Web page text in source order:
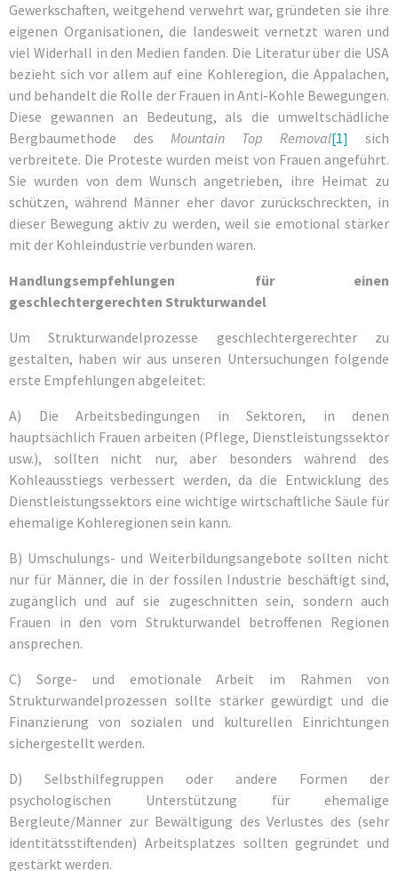
Gewerkschaften, weitgehend verwehrt war, gründeten sie ihre
eigenen Organisationen, die landesweit vernetzt waren und
viel Widerhall in den Medien fanden. Die Literatur über die USA
bezieht sich vor allem auf eine Kohleregion, die Appalachen,
und behandelt die Rolle der Frauen in Anti-Kohle Bewegungen.
Diese gewannen an Bedeutung, als die umweltschädliche
Bergbaumethode des Mountain Top Removal[1] sich
verbreitete. Die Proteste wurden meist von Frauen angeführt.
Sie wurden von dem Wunsch angetrieben, ihre Heimat zu
schützen, während Männer eher davor zurückschreckten, in
dieser Bewegung aktiv zu werden, weil sie emotional stärker
mit der Kohleindustrie verbunden waren.
Handlungsempfehlungen für einen
geschlechtergerechten Strukturwandel
Um Strukturwandelprozesse geschlechtergerechter zu
gestalten, haben wir aus unseren Untersuchungen folgende
erste Empfehlungen abgeleitet:
A) Die Arbeitsbedingungen in Sektoren, in denen
hauptsächlich Frauen arbeiten (Pflege, Dienstleistungssektor
usw.), sollten nicht nur, aber besonders während des
Kohleausstiegs verbessert werden, da die Entwicklung des
Dienstleistungssektors eine wichtige wirtschaftliche Säule für
ehemalige Kohleregionen sein kann.
B) Umschulungs- und Weiterbildungsangebote sollten nicht
nur für Männer, die in der fossilen Industrie beschäftigt sind,
zugänglich und auf sie zugeschnitten sein, sondern auch
Frauen in den vom Strukturwandel betroffenen Regionen
ansprechen.
C) Sorge- und emotionale Arbeit im Rahmen von
Strukturwandelprozessen sollte stärker gewürdigt und die
Finanzierung von sozialen und kulturellen Einrichtungen
sichergestellt werden.
D) Selbsthilfegruppen oder andere Formen der
psychologischen Unterstützung für ehemalige
Bergleute/Männer zur Bewältigung des Verlustes des (sehr
identitätsstiftenden) Arbeitsplatzes sollten gegründet und
gestärkt werden.